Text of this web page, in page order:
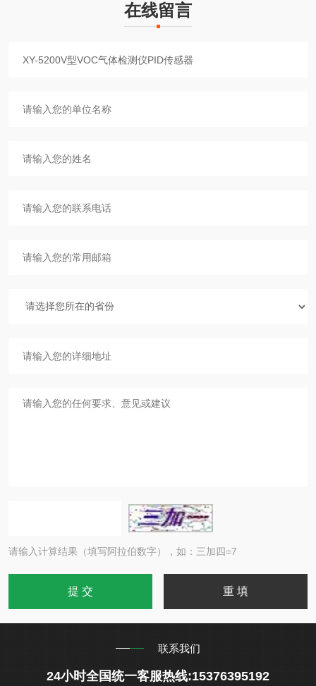
在线留言
请输入计算结果（填写阿拉伯数字），如：三加四=7
联系我们
24小时全国统一客服热线:15376395192